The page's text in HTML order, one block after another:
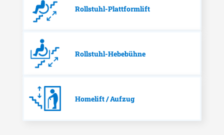
Rollstuhl-Plattformlift
Rollstuhl-Hebebühne
Homelift / Aufzug